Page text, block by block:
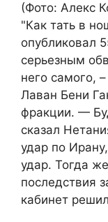
(Фото: Алекс
"Как тать в
опубликовал
серьезным
него самого,
Лаван Бени
фракции. —
сказал
удар по
удар. Тогда
последствия
кабинет